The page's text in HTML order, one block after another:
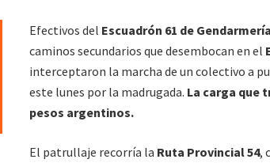
Efectivos del Escuadrón 61 de
caminos secundarios que desembocan en el
interceptaron la marcha de un colectivo a
este lunes por la madrugada. La carga que
pesos argentinos.
El patrullaje recorría la Ruta Provincial 54,